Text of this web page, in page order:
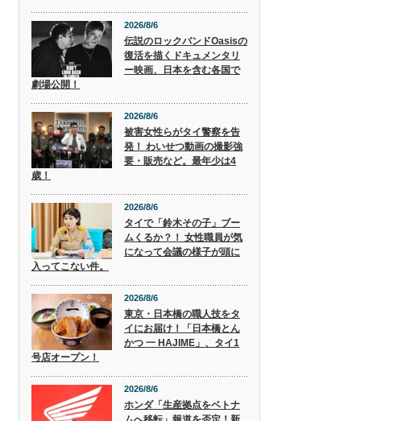
2026/8/6
伝説のロックバンドOasisの
復活を描くドキュメンタリ
ー映画、日本を含む各国で
劇場公開！
2026/8/6
被害女性らがタイ警察を告
発！ わいせつ動画の撮影強
要・販売など。最年少は4
歳！
2026/8/6
タイで「鈴木その子」ブー
ムくるか？！ 女性職員が気
になって会議の様子が頭に
入ってこない件。
2026/8/6
東京・日本橋の職人技をタ
イにお届け！「日本橋とん
かつ 一 HAJIME」、タイ1
号店オープン！
2026/8/6
ホンダ「生産拠点をベトナ